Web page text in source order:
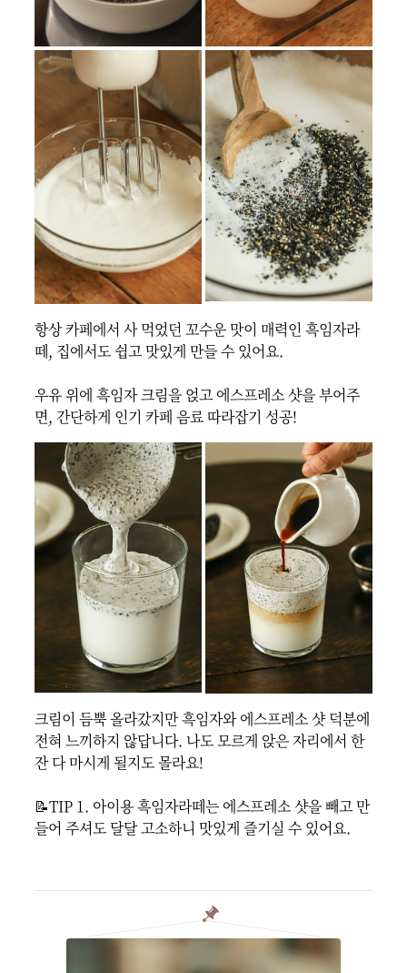
항상 카페에서 사 먹었던 꼬수운 맛이 매력인 흑임자라
떼, 집에서도 쉽고 맛있게 만들 수 있어요.
우유 위에 흑임자 크림을 얹고 에스프레소 샷을 부어주
면, 간단하게 인기 카페 음료 따라잡기 성공!
크림이 듬뿍 올라갔지만 흑임자와 에스프레소 샷 덕분에
전혀 느끼하지 않답니다. 나도 모르게 앉은 자리에서 한
잔 다 마시게 될지도 몰라요!
📝TIP 1. 아이용 흑임자라떼는 에스프레소 샷을 빼고 만
들어 주셔도 달달 고소하니 맛있게 즐기실 수 있어요.